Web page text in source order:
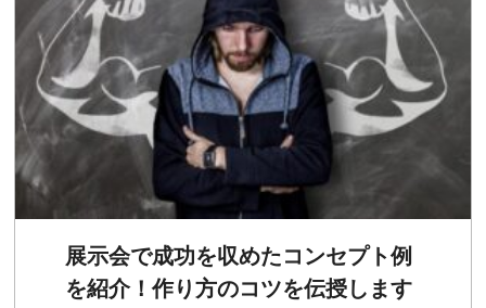
展示会で成功を収めたコンセプト例
を紹介！作り方のコツを伝授します